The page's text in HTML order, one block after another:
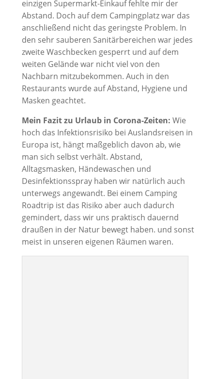
einzigen Supermarkt-Einkauf fehlte mir der
Abstand. Doch auf dem Campingplatz war das
anschließend nicht das geringste Problem. In
den sehr sauberen Sanitärbereichen war jedes
zweite Waschbecken gesperrt und auf dem
weiten Gelände war nicht viel von den
Nachbarn mitzubekommen. Auch in den
Restaurants wurde auf Abstand, Hygiene und
Masken geachtet.
Mein Fazit zu Urlaub in Corona-Zeiten: Wie
hoch das Infektionsrisiko bei Auslandsreisen in
Europa ist, hängt maßgeblich davon ab, wie
man sich selbst verhält. Abstand,
Alltagsmasken, Händewaschen und
Desinfektionsspray haben wir natürlich auch
unterwegs angewandt. Bei einem Camping
Roadtrip ist das Risiko aber auch dadurch
gemindert, dass wir uns praktisch dauernd
draußen in der Natur bewegt haben. und sonst
meist in unseren eigenen Räumen waren.